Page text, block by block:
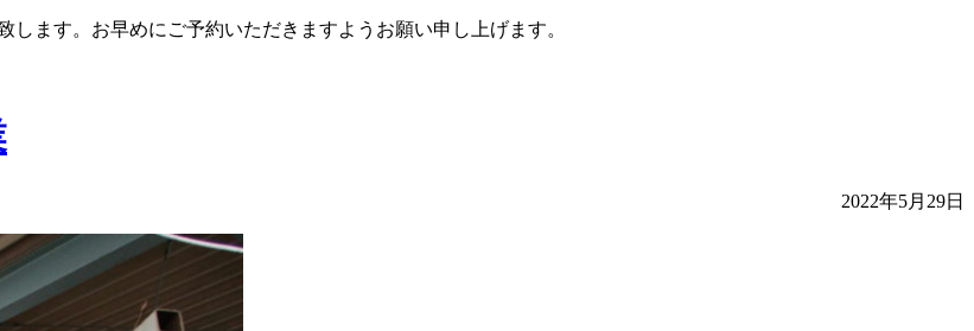
ます。お早めにご予約いただきますようお願い申し上げます。
2022年5月29日